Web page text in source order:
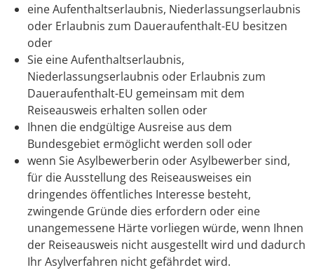
eine Aufenthaltserlaubnis, Niederlassungserlaubnis
oder Erlaubnis zum Daueraufenthalt-EU besitzen
oder
Sie eine Aufenthaltserlaubnis,
Niederlassungserlaubnis oder Erlaubnis zum
Daueraufenthalt-EU gemeinsam mit dem
Reiseausweis erhalten sollen oder
Ihnen die endgültige Ausreise aus dem
Bundesgebiet ermöglicht werden soll oder
wenn Sie Asylbewerberin oder Asylbewerber sind,
für die Ausstellung des Reiseausweises ein
dringendes öffentliches Interesse besteht,
zwingende Gründe dies erfordern oder eine
unangemessene Härte vorliegen würde, wenn Ihnen
der Reiseausweis nicht ausgestellt wird und dadurch
Ihr Asylverfahren nicht gefährdet wird.